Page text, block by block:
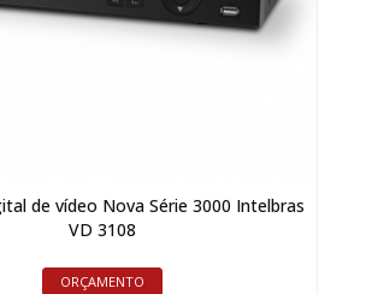
de vídeo Nova Série 3000 Intelbras
VD 3108
ORÇAMENTO